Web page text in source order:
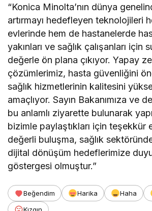
“Konica Minolta’nın dünya
artırmayı hedefleyen teknolojileri
evlerinde hem de hastanelerde
yakınları ve sağlık çalışanları için
değerle ön plana çıkıyor. Yapay
çözümlerimiz, hasta güvenliğini
sağlık hizmetlerinin kalitesini
amaçlıyor. Sayın Bakanımıza ve
bu anlamlı ziyarette bulunarak
bizimle paylaştıkları için teşekkür
değerli buluşma, sağlık
dijital dönüşüm hedeflerimize
göstergesi olmuştur.”
Beğendim Harika Haha